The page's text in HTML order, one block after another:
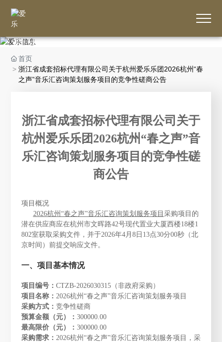
爱乐信息
首页
浙江省成套招标代理有限公司关于杭州爱乐乐团2026杭州“春
之声”音乐汇咨询策划服务项目的竞争性磋商公告
浙江省成套招标代理有限公司关于
杭州爱乐乐团2026杭州“春之声”音
乐汇咨询策划服务项目的竞争性磋
商公告
项目概况
2026杭州“春之声”音乐汇咨询策划服务项目 采购项目的
潜在供应商应在杭州市文晖路42号现代置业大厦西楼18楼1
802室获取采购文件，并于2026年4月8日13点30分00秒（北
京时间）前提交响应文件。
一、项目基本情况
项目编号： CTZB-2026030315（非政府采购）
项目名称： 2026杭州“春之声”音乐汇咨询策划服务项目
采购方式： 竞争性磋商
预算金额（元）： 300000.00
最高限价（元）： 300000.00
采购需求： 2026杭州“春之声”音乐汇咨询策划服务项目，采